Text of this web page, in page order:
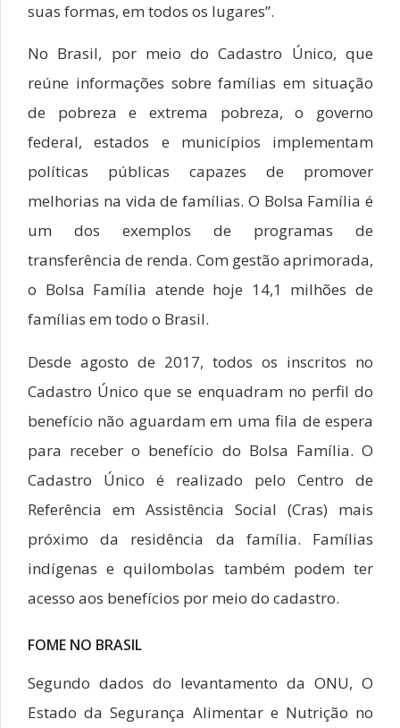
suas formas, em todos os lugares”.
No Brasil, por meio do Cadastro Único, que
reúne informações sobre famílias em situação
de pobreza e extrema pobreza, o governo
federal, estados e municípios implementam
políticas públicas capazes de promover
melhorias na vida de famílias. O Bolsa Família é
um dos exemplos de programas de
transferência de renda. Com gestão aprimorada,
o Bolsa Família atende hoje 14,1 milhões de
famílias em todo o Brasil.
Desde agosto de 2017, todos os inscritos no
Cadastro Único que se enquadram no perfil do
benefício não aguardam em uma fila de espera
para receber o benefício do Bolsa Família. O
Cadastro Único é realizado pelo Centro de
Referência em Assistência Social (Cras) mais
próximo da residência da família. Famílias
indígenas e quilombolas também podem ter
acesso aos benefícios por meio do cadastro.
FOME NO BRASIL
Segundo dados do levantamento da ONU, O
Estado da Segurança Alimentar e Nutrição no